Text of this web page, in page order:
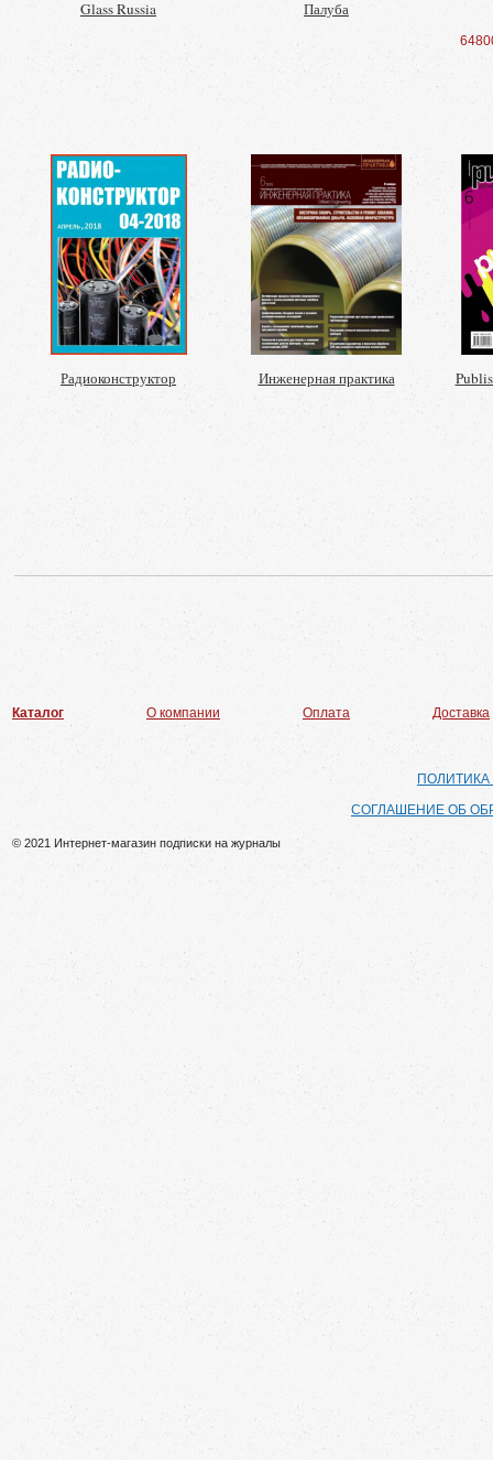
Glass Russia Палуба
Радиоконструктор Инженерная практика
Каталог О компании Оплата Доставка
СОГЛАШЕНИЕ ОБ
© 2021 Интернет-магазин подписки на журналы